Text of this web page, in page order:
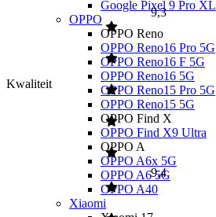
Google Pixel 9 Pro XL
OPPO
OPPO Reno
OPPO Reno16 Pro 5G
OPPO Reno16 F 5G
OPPO Reno16 5G
OPPO Reno15 Pro 5G
OPPO Reno15 5G
OPPO Find X
OPPO Find X9 Ultra
OPPO A
OPPO A6x 5G
OPPO A6 5G
OPPO A40
Xiaomi
Kwaliteit
9,3
9,4